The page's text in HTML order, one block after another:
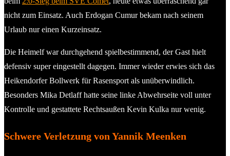
nicht zum Einsatz. Auch Erdogan Cumur bekam nach seinem
Urlaub nur einen Kurzeinsatz.
Die Heimelf war durchgehend spielbestimmend, der Gast hielt
defensiv super eingestellt dagegen. Immer wieder erwies sich das
Heikendorfer Bollwerk für Rasensport als unüberwindlich.
Besonders Mika Detlaff hatte seine linke Abwehrseite voll unter
Kontrolle und gestattete Rechtsaußen Kevin Kulka nur wenig.
Schwere Verletzung von Yannik Meenken